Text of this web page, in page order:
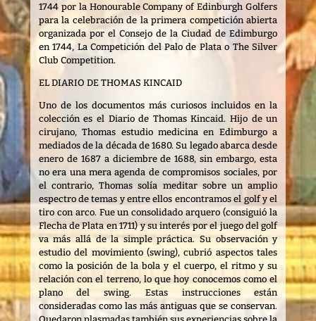
1744 por la Honourable Company of Edinburgh Golfers
para la celebración de la primera competición abierta
organizada por el Consejo de la Ciudad de Edimburgo
en 1744, La Competición del Palo de Plata o The Silver
Club Competition.
EL DIARIO DE THOMAS KINCAID
Uno de los documentos más curiosos incluidos en la
colección es el Diario de Thomas Kincaid. Hijo de un
cirujano, Thomas estudio medicina en Edimburgo a
mediados de la década de 1680. Su legado abarca desde
enero de 1687 a diciembre de 1688, sin embargo, esta
no era una mera agenda de compromisos sociales, por
el contrario, Thomas solía meditar sobre un amplio
espectro de temas y entre ellos encontramos el golf y el
tiro con arco. Fue un consolidado arquero (consiguió la
Flecha de Plata en 1711) y su interés por el juego del golf
va más allá de la simple práctica. Su observación y
estudio del movimiento (swing), cubrió aspectos tales
como la posición de la bola y el cuerpo, el ritmo y su
relación con el terreno, lo que hoy conocemos como el
plano del swing. Estas instrucciones están
consideradas como las más antiguas que se conservan.